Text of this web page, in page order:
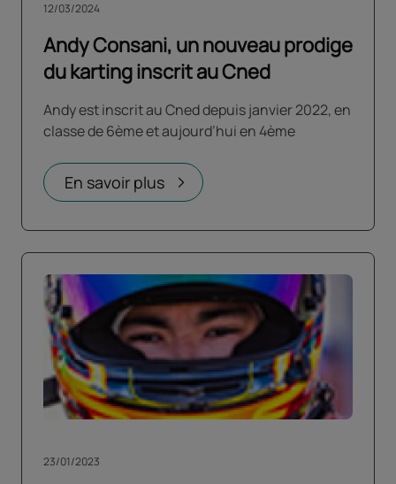
Andy Consani, un nouveau prodige
du karting inscrit au Cned
12/03/2024
Andy est inscrit au Cned depuis janvier 2022, en
classe de 6ème et aujourd’hui en 4ème
En savoir plus
23/01/2023